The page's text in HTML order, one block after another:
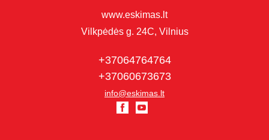
www.eskimas.lt
Vilkpėdės g. 24C, Vilnius
+37064764764
+37060673673
info@eskimas.lt